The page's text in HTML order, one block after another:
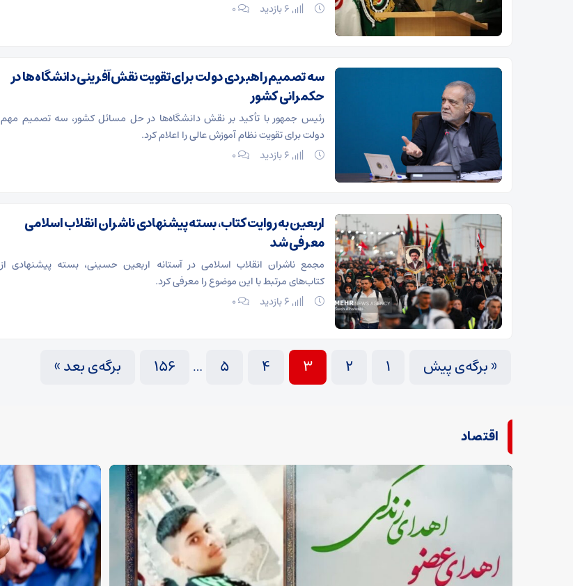
۰
سه تصمیم راهبردی دولت برای تقویت نقش‌آفرینی دانشگاه‌ها در
حکمرانی کشور
رئیس جمهور با تأکید بر نقش دانشگاه‌ها در حل مسائل کشور، سه تصمیم مهم
دولت برای تقویت نظام آموزش عالی را اعلام کرد.
۰
اربعین به روایت کتاب، بسته پیشنهادی ناشران انقلاب اسلامی
معرفی شد
مجمع ناشران انقلاب اسلامی در آستانه اربعین حسینی، بسته پیشنهادی از
کتاب‌های مرتبط با این موضوع را معرفی کرد.
۰
« برگه‌ی پیش 1
2
3
4
5
…
156 برگه‌ی بعد »
اقتصاد